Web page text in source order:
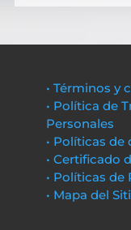
• Términos y
• Política de
Personales
• Políticas
• Certificado
• Políticas de
• Mapa del